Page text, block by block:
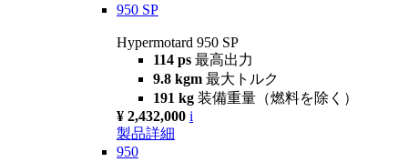
950 SP
Hypermotard 950 SP
114 ps 最高出力
9.8 kgm 最大トルク
191 kg 装備重量（燃料を除く）
¥ 2,432,000 i
製品詳細
950